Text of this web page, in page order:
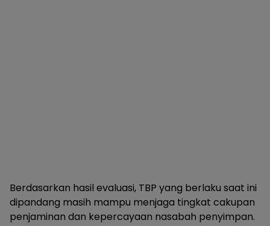
Berdasarkan hasil evaluasi, TBP yang berlaku saat ini
dipandang masih mampu menjaga tingkat cakupan
penjaminan dan kepercayaan nasabah penyimpan.